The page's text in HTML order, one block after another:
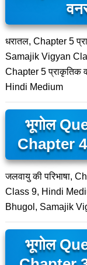
धरातल, Chapter 5
Samajik Vigyan
Chapter 5 प्राकृतिक
Hindi Medium
भूगोल
Chapter
जलवायु की परिभाषा,
Class 9, Hindi
Bhugol, Samajik
भूगोल